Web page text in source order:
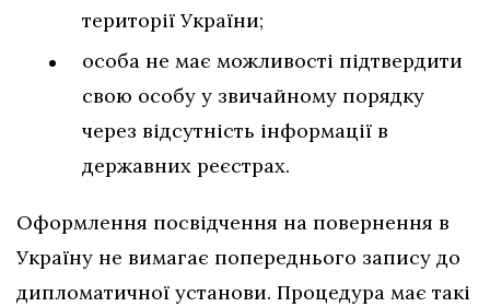
території України;
особа не має можливості підтвердити
свою особу у звичайному порядку
через відсутність інформації в
державних реєстрах.
Оформлення посвідчення на повернення в
Україну не вимагає попереднього запису до
дипломатичної установи. Процедура має такі